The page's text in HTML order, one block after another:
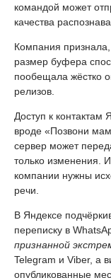
командой может
качества
Компания
размер буфера
пообещала жёстко
релизов.
Доступ к
вроде «Позвони
сервер может
только изменения.
компании нужны
речи.
В Яндексе
переписку в
признанной
Telegram и Viber, а
опубликованные